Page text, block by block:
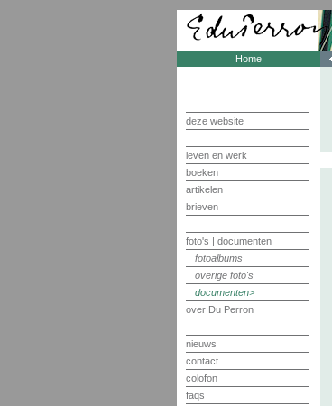
Home
deze website
leven en werk
boeken
artikelen
brieven
foto's | documenten
fotoalbums
overige foto's
documenten
over Du Perron
nieuws
contact
colofon
faqs